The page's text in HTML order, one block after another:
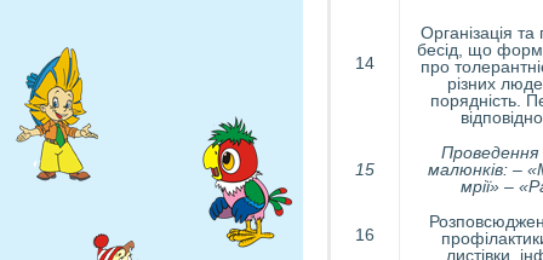
14
Організація
бесід, що
про
різних
порядність.
15
малюнків: –
мрії» –
16
листівки,